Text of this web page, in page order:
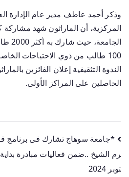
وذكر أحمد عاطف مدير عام الإدارة
المركزية، أن الماراثون شهد
100 طالب من ذوي الاحتياجات
الندوة التثقيفية إعلان الفائزين
الحاصلين على المراكز الأولى.
*جامعة سوهاج تشارك فى برنامج
توبر 2024